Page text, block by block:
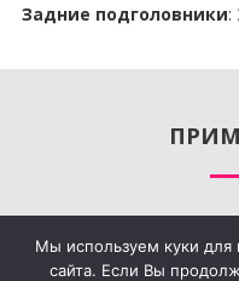
Задние подголовники:
АВТОПИЛОТ
Мы используем куки для
сайта. Если Вы